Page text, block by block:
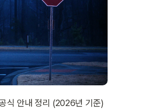
식 안내 정리 (2026년 기준)